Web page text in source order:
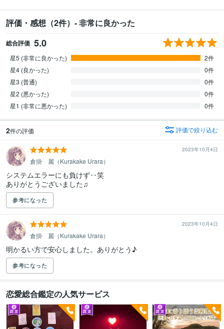
評価・感想（2件）- 非常に良かった
総合評価 5.0
星5 (非常に良かった)
2件
星4 (良かった)
0件
星3 (普通)
0件
星2 (悪かった)
0件
星1 (非常に悪かった)
0件
2件の評価 評価で絞り込む
2023年10月4日
倉掛 麗（Kurakake Urara）
システムエラーにも負けず‥笑
ありがとうございました♫
参考になった
2023年10月4日
倉掛 麗（Kurakake Urara）
明かるい方で安心しました。ありがとう♪
参考になった
恋愛総合鑑定の人気サービス